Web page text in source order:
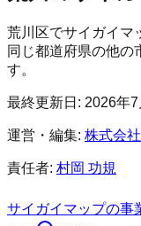
荒川区でサイガイマ
同じ都道府県の他の
す。
最終更新日: 2026年7
運営・編集: 株式会
責任者: 村岡 功規
サイガイマップの事